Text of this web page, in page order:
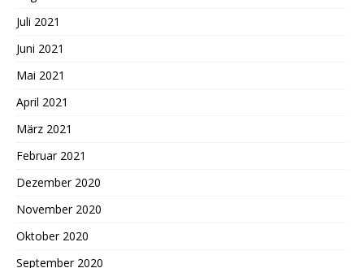
Juli 2021
Juni 2021
Mai 2021
April 2021
März 2021
Februar 2021
Dezember 2020
November 2020
Oktober 2020
September 2020